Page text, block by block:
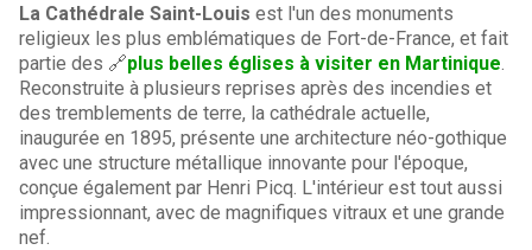
La Cathédrale Saint-Louis est l'un des monuments
religieux les plus emblématiques de Fort-de-France, et fait
partie des 🔗plus belles églises à visiter en Martinique.
Reconstruite à plusieurs reprises après des incendies et
des tremblements de terre, la cathédrale actuelle,
inaugurée en 1895, présente une architecture néo-gothique
avec une structure métallique innovante pour l'époque,
conçue également par Henri Picq. L'intérieur est tout aussi
impressionnant, avec de magnifiques vitraux et une grande
nef.